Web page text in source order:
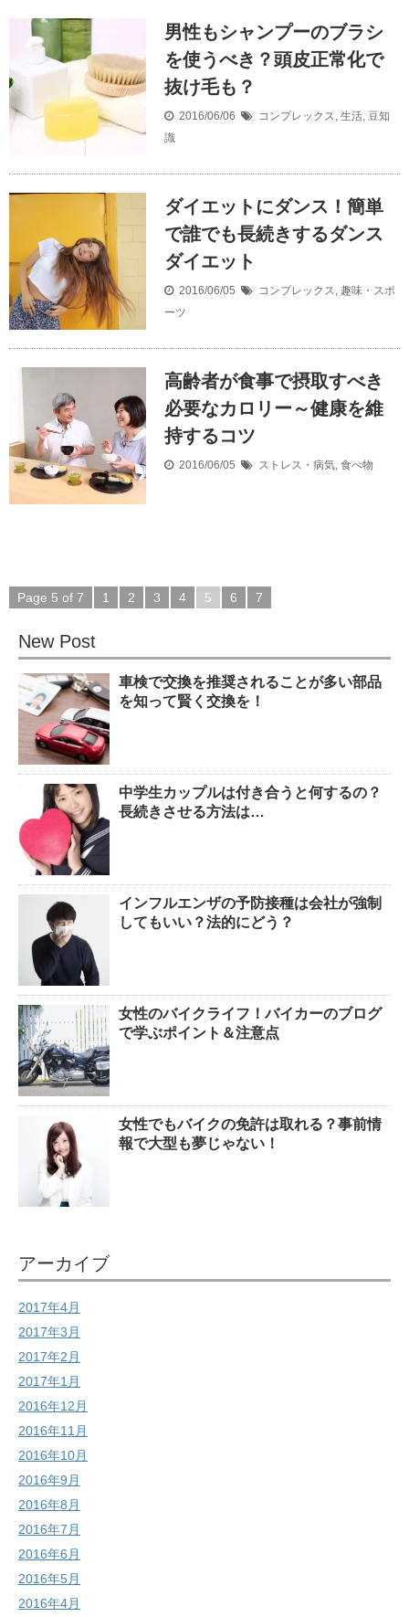
男性もシャンプーのブラシ
を使うべき？頭皮正常化で
抜け毛も？
2016/06/06 コンプレックス 生活 豆知
識
ダイエットにダンス！簡単
で誰でも長続きするダンス
ダイエット
2016/06/05 コンプレックス
趣味・スポ
ーツ
高齢者が食事で摂取すべき
必要なカロリー～健康を維
持するコツ
2016/06/05 ストレス・病気 食べ物
Page 5 of 7 1 2 3 4 5 6 7
New Post
車検で交換を推奨されることが多い部品
を知って賢く交換を！
中学生カップルは付き合うと何するの？
長続きさせる方法は…
インフルエンザの予防接種は会社が強制
してもいい？法的にどう？
女性のバイクライフ！バイカーのブログ
で学ぶポイント＆注意点
女性でもバイクの免許は取れる？事前情
報で大型も夢じゃない！
アーカイブ
2017年4月
2017年3月
2017年2月
2017年1月
2016年12月
2016年11月
2016年10月
2016年9月
2016年8月
2016年7月
2016年6月
2016年5月
2016年4月